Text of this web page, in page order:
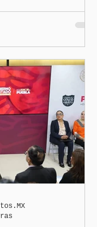
el
Puebla,
Mier,
postura de la
y de la
de
en manos de
de
(CNHJ) el
de Morena en
de Puebla.